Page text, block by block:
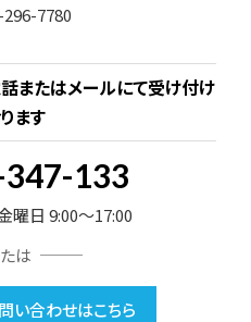
296-7780
またはメールにて受け付け
ます
133
曜日 9:00～17:00
は
い合わせはこちら